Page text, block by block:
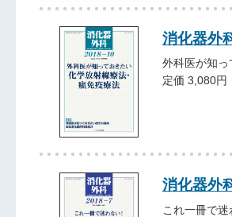
消化器外
外科医が知
定価 3,080円
消化器外
これ一冊で